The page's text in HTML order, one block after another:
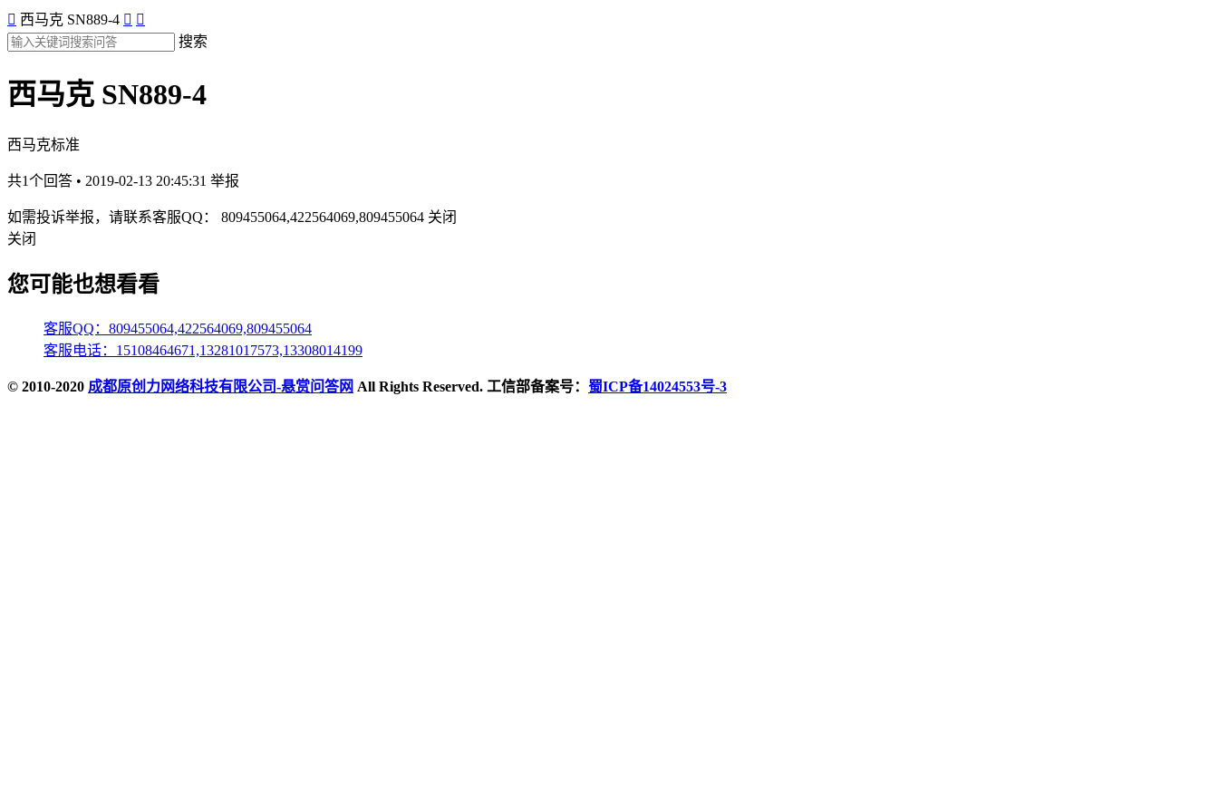
 西马克 SN889-4  
搜索
西马克 SN889-4
西马克标准
共1个回答 • 2019-02-13 20:45:31 举报
如需投诉举报，请联系客服QQ： 809455064,422564069,809455064 关闭
关闭
您可能也想看看
客服QQ：809455064,422564069,809455064
客服电话：15108464671,13281017573,13308014199
© 2010-2020 成都原创力网络科技有限公司-悬赏问答网 All Rights Reserved. 工信部备案号： 蜀ICP备14024553号-3